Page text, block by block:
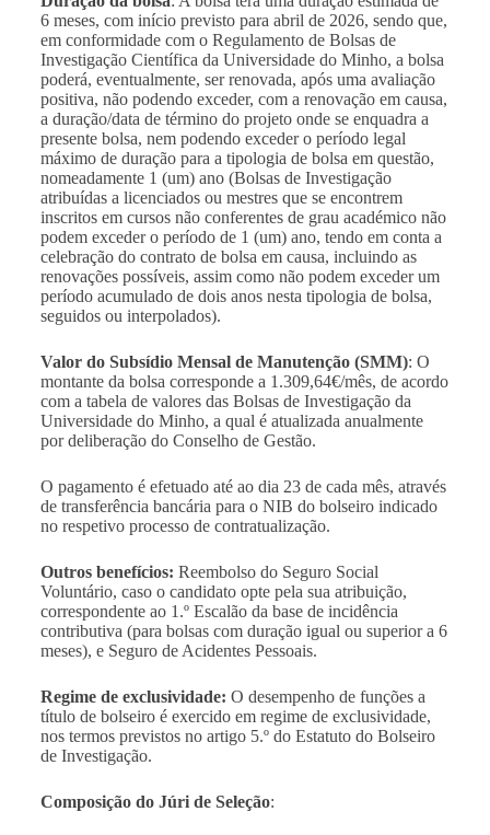
6 meses, com início previsto para abril de 2026, sendo que,
em conformidade com o Regulamento de Bolsas de
Investigação Científica da Universidade do Minho, a bolsa
poderá, eventualmente, ser renovada, após uma avaliação
positiva, não podendo exceder, com a renovação em causa,
a duração/data de término do projeto onde se enquadra a
presente bolsa, nem podendo exceder o período legal
máximo de duração para a tipologia de bolsa em questão,
nomeadamente 1 (um) ano (Bolsas de Investigação
atribuídas a licenciados ou mestres que se encontrem
inscritos em cursos não conferentes de grau académico não
podem exceder o período de 1 (um) ano, tendo em conta a
celebração do contrato de bolsa em causa, incluindo as
renovações possíveis, assim como não podem exceder um
período acumulado de dois anos nesta tipologia de bolsa,
seguidos ou interpolados).
Valor do Subsídio Mensal de Manutenção (SMM): O
montante da bolsa corresponde a 1.309,64€/mês, de acordo
com a tabela de valores das Bolsas de Investigação da
Universidade do Minho, a qual é atualizada anualmente
por deliberação do Conselho de Gestão.
O pagamento é efetuado até ao dia 23 de cada mês, através
de transferência bancária para o NIB do bolseiro indicado
no respetivo processo de contratualização.
Outros benefícios: Reembolso do Seguro Social
Voluntário, caso o candidato opte pela sua atribuição,
correspondente ao 1.º Escalão da base de incidência
contributiva (para bolsas com duração igual ou superior a 6
meses), e Seguro de Acidentes Pessoais.
Regime de exclusividade: O desempenho de funções a
título de bolseiro é exercido em regime de exclusividade,
nos termos previstos no artigo 5.º do Estatuto do Bolseiro
de Investigação.
Composição do Júri de Seleção: